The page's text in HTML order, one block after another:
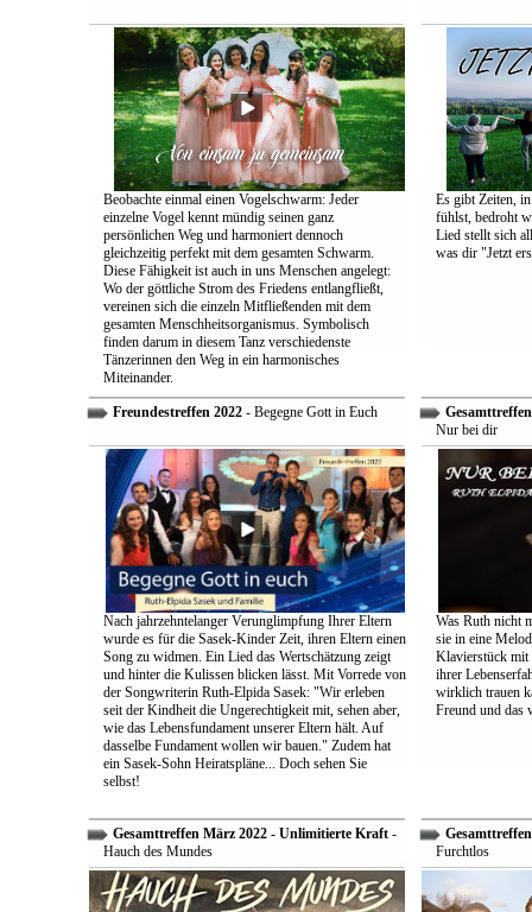
Beobachte einmal einen Vogelschwarm: Jeder
einzelne Vogel kennt mündig seinen ganz
persönlichen Weg und harmoniert dennoch
gleichzeitig perfekt mit dem gesamten Schwarm.
Diese Fähigkeit ist auch in uns Menschen angelegt:
Wo der göttliche Strom des Friedens entlangfließt,
vereinen sich die einzeln Mitfließenden mit dem
gesamten Menschheitsorganismus. Symbolisch
finden darum in diesem Tanz verschiedenste
Tänzerinnen den Weg in ein harmonisches
Miteinander.
Es gibt Zeiten,
fühlst, bedroht
Lied stellt sich
was dir "Jetzt
Freundestreffen 2022- Begegne Gott in Euch
Nach jahrzehntelanger Verunglimpfung Ihrer Eltern
wurde es für die Sasek-Kinder Zeit, ihren Eltern einen
Song zu widmen. Ein Lied das Wertschätzung zeigt
und hinter die Kulissen blicken lässt. Mit Vorrede von
der Songwriterin Ruth-Elpida Sasek: "Wir erleben
seit der Kindheit die Ungerechtigkeit mit, sehen aber,
wie das Lebensfundament unserer Eltern hält. Auf
dasselbe Fundament wollen wir bauen." Zudem hat
ein Sasek-Sohn Heiratspläne... Doch sehen Sie
selbst!
Nur bei dir
Was Ruth nicht
sie in eine
Klavierstück mit
ihrer
wirklich trauen
Freund und das
Gesamttreffen März 2022 - Unlimitierte Kraft -
Hauch des Mundes
Furchtlos